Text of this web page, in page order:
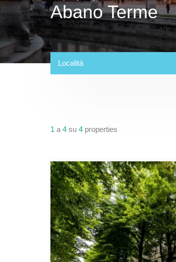
Abano Terme
Località
1 a 4 su 4 properties